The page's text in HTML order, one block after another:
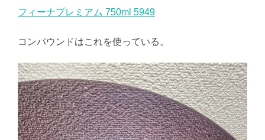
フィーナプレミアム 750ml 5949
コンパウンドはこれを使っている。